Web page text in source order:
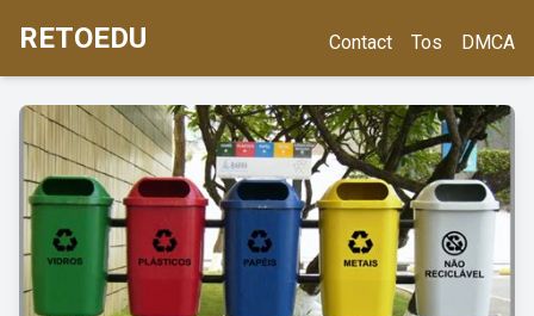
RETOEDU Contact Tos DMCA